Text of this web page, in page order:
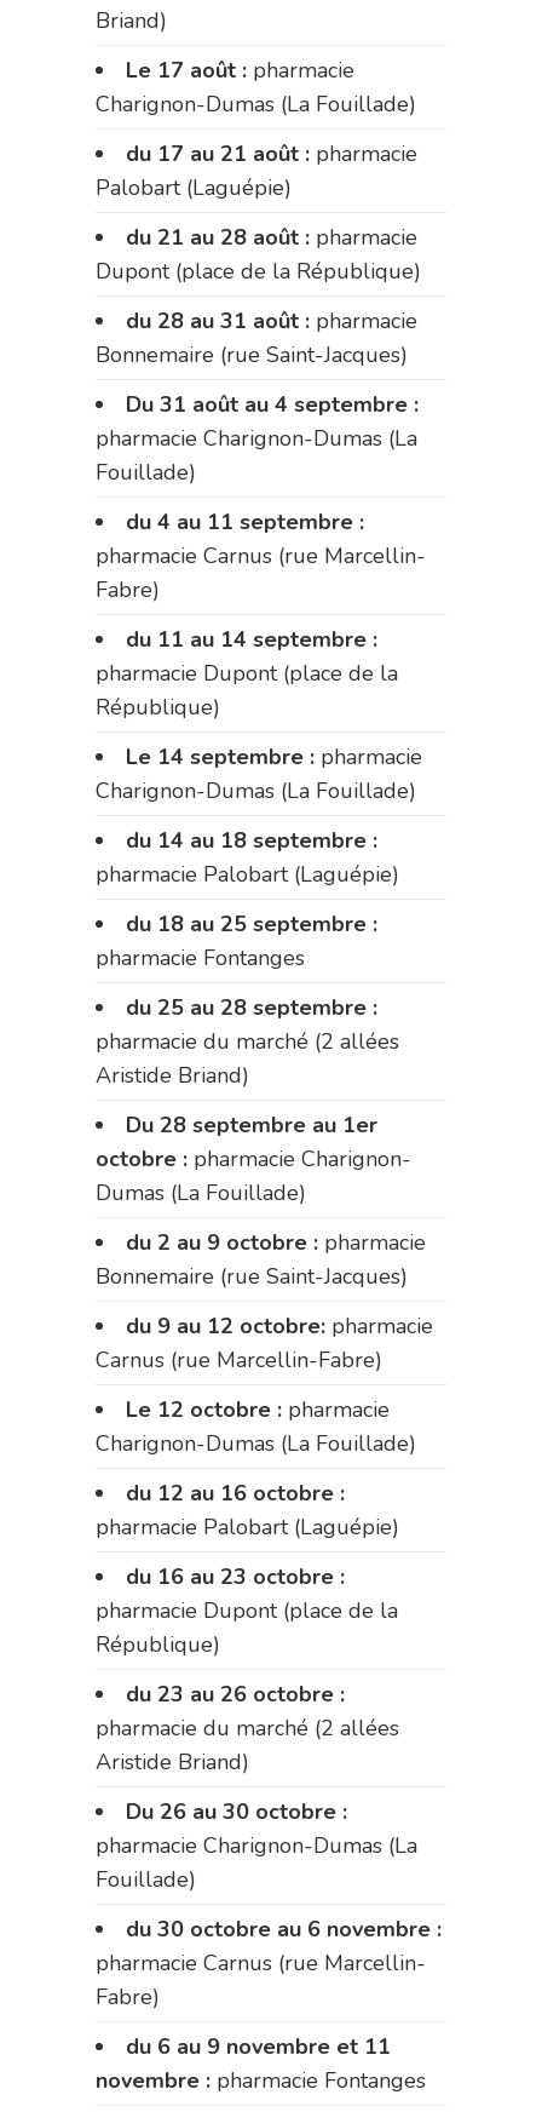
Briand)
Le 17 août : pharmacie
Charignon-Dumas (La Fouillade)
du 17 au 21 août : pharmacie
Palobart (Laguépie)
du 21 au 28 août : pharmacie
Dupont (place de la République)
du 28 au 31 août : pharmacie
Bonnemaire (rue Saint-Jacques)
Du 31 août au 4 septembre :
pharmacie Charignon-Dumas (La
Fouillade)
du 4 au 11 septembre :
pharmacie Carnus (rue Marcellin-
Fabre)
du 11 au 14 septembre :
pharmacie Dupont (place de la
République)
Le 14 septembre : pharmacie
Charignon-Dumas (La Fouillade)
du 14 au 18 septembre :
pharmacie Palobart (Laguépie)
du 18 au 25 septembre :
pharmacie Fontanges
du 25 au 28 septembre :
pharmacie du marché (2 allées
Aristide Briand)
Du 28 septembre au 1er
octobre : pharmacie Charignon-
Dumas (La Fouillade)
du 2 au 9 octobre : pharmacie
Bonnemaire (rue Saint-Jacques)
du 9 au 12 octobre: pharmacie
Carnus (rue Marcellin-Fabre)
Le 12 octobre : pharmacie
Charignon-Dumas (La Fouillade)
du 12 au 16 octobre :
pharmacie Palobart (Laguépie)
du 16 au 23 octobre :
pharmacie Dupont (place de la
République)
du 23 au 26 octobre :
pharmacie du marché (2 allées
Aristide Briand)
Du 26 au 30 octobre :
pharmacie Charignon-Dumas (La
Fouillade)
du 30 octobre au 6 novembre :
pharmacie Carnus (rue Marcellin-
Fabre)
du 6 au 9 novembre et 11
novembre : pharmacie Fontanges